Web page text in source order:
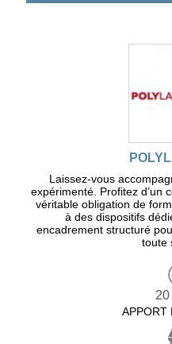
Laissez-vous
expérimenté. Profitez d’un
véritable obligation de
à des dispositifs
encadrement structuré
toute
APPORT